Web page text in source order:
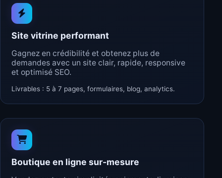
Site vitrine performant
Gagnez en crédibilité et obtenez plus de
demandes avec un site clair, rapide, responsive
et optimisé SEO.
Livrables : 5 à 7 pages, formulaires, blog, analytics.
Boutique en ligne sur-mesure